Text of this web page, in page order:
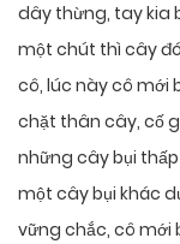
dây thừng, tay kia
một chút thì cây
cô, lúc này cô mới
chặt thân cây, cố
những cây bụi
một cây bụi khác
vững chắc, cô mới